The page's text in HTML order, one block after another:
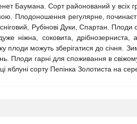
Баумана. Сорт районований у всіх
Плодоношення регулярне,
Рубінові Дуки, Спартан.
ніжна, соковита, дрібнозерниста,
можуть зберігатися до січня.
Плоди гарні для споживання в
сорту Пепінка Золотиста на